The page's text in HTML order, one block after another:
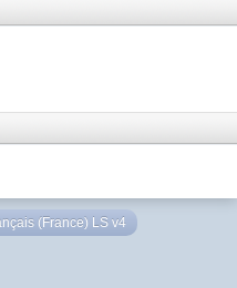
(France) LS v4